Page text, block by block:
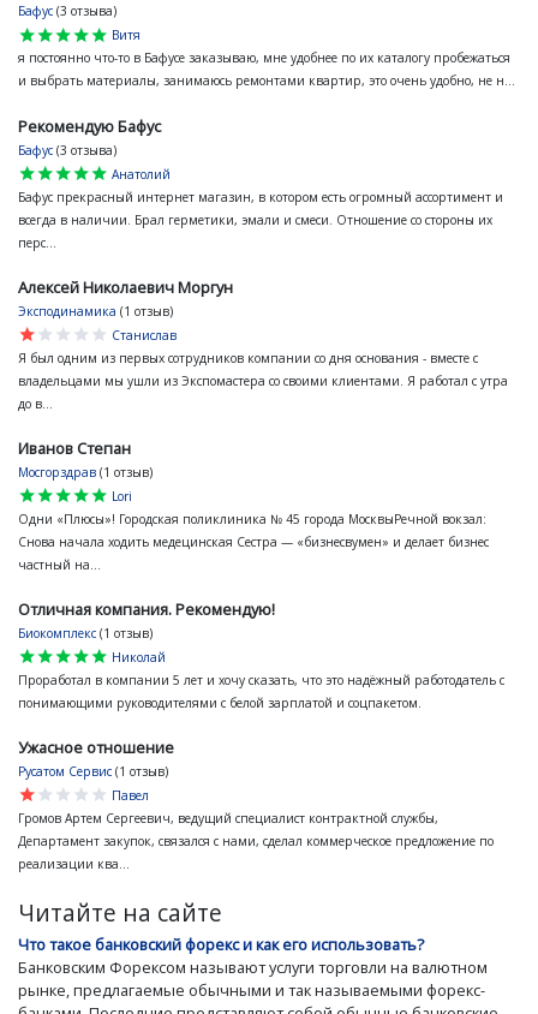
Бафус (3 отзыва)
star
star
star
star
star
Витя
я постоянно что-то в Бафусе заказываю, мне удобнее по их каталогу пробежаться
и выбрать материалы, занимаюсь ремонтами квартир, это очень удобно, не н...
Рекомендую Бафус
Бафус (3 отзыва)
star
star
star
star
star
Анатолий
Бафус прекрасный интернет магазин, в котором есть огромный ассортимент и
всегда в наличии. Брал герметики, эмали и смеси. Отношение со стороны их
перс...
Алексей Николаевич Моргун
Эксподинамика (1 отзыв)
star
star
star
star
star
Станислав
Я был одним из первых сотрудников компании со дня основания - вместе с
владельцами мы ушли из Экспомастера со своими клиентами. Я работал с утра
до в...
Иванов Степан
Мосгорздрав (1 отзыв)
star
star
star
star
star
Lori
Одни «Плюсы»! Городская поликлиника № 45 города МосквыРечной вокзал:
Снова начала ходить медецинская Сестра — «бизнесвумен» и делает бизнес
частный на...
Отличная компания. Рекомендую!
Биокомплекс (1 отзыв)
star
star
star
star
star
Николай
Проработал в компании 5 лет и хочу сказать, что это надёжный работодатель с
понимающими руководителями с белой зарплатой и соцпакетом.
Ужасное отношение
Русатом Сервис (1 отзыв)
star
star
star
star
star
Павел
Громов Артем Сергеевич, ведущий специалист контрактной службы,
Департамент закупок, связался с нами, сделал коммерческое предложение по
реализации ква...
Читайте на сайте
Что такое банковский форекс и как его использовать?
Банковским Форексом называют услуги торговли на валютном
рынке, предлагаемые обычными и так называемыми форекс-